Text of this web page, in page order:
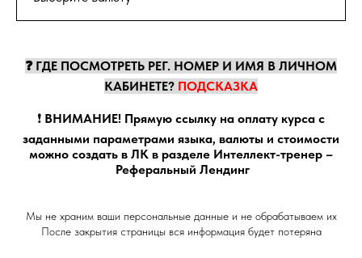
❓ ГДЕ ПОСМОТРЕТЬ РЕГ. НОМЕР И ИМЯ В ЛИЧНОМ
КАБИНЕТЕ? ПОДСКАЗКА
❗️ ВНИМАНИЕ! Прямую ссылку на оплату курса с
заданными параметрами языка, валюты и стоимости
можно создать в ЛК в разделе Интеллект-тренер –
Реферальный Лендинг
Мы не храним ваши персональные данные и не обрабатываем их
После закрытия страницы вся информация будет потеряна